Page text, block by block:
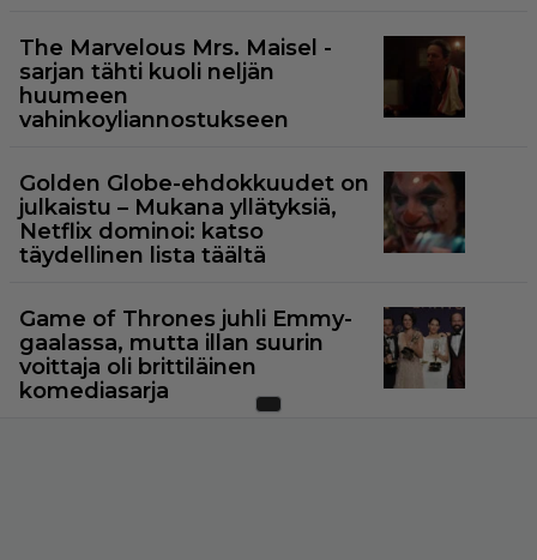
The Marvelous Mrs. Maisel -
sarjan tähti kuoli neljän
huumeen
vahinkoyliannostukseen
Golden Globe-ehdokkuudet on
julkaistu – Mukana yllätyksiä,
Netflix dominoi: katso
täydellinen lista täältä
Game of Thrones juhli Emmy-
gaalassa, mutta illan suurin
voittaja oli brittiläinen
komediasarja